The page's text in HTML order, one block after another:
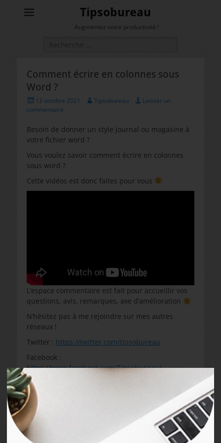
Tipsobureau
Augmentez votre productivité !
Comment écrire en colonnes sous
Word ?
Posted
on
13 octobre 2021 Author
Tipsobureau
Laisser un
commentaire
Besoin de donner un style journal ou magasine à
votre fichier word ?
Vous voulez savoir comment écrire en colonnes
sous word ?
Cette vidéos est donc faites pour vous
L’espace commentaire est fait pour accueillir vos
questions, avis, remarques, axe d’amélioration
N’hésitez pas à me rejoindre sur mes autres
réseaux !
Twitter : https://twitter.com/tipsobureau
Facebook :
https://www.facebook.com/Tipsobureau/
Instagram :
https://www.instagram.com/tipsobureau/?hl=fr
Mon tiktok :
https://www.tiktok.com/@tipsobureau?lang=fr
Tips de Bureautique,